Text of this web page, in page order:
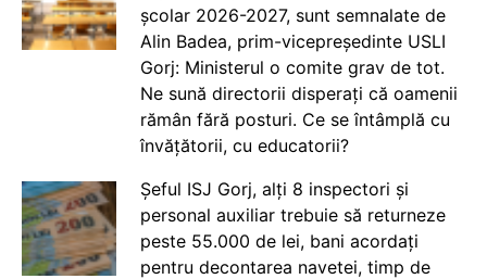
școlar 2026-2027, sunt semnalate de
Alin Badea, prim-vicepreședinte USLI
Gorj: Ministerul o comite grav de tot.
Ne sună directorii disperați că oamenii
rămân fără posturi. Ce se întâmplă cu
învățătorii, cu educatorii?
Șeful ISJ Gorj, alți 8 inspectori și
personal auxiliar trebuie să returneze
peste 55.000 de lei, bani acordați
pentru decontarea navetei, timp de